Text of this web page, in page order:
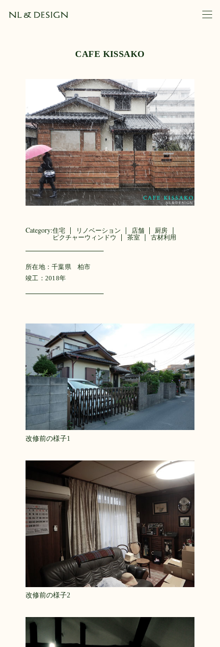
CAFE KISSAKO
Category:住宅 リノベーション 店舗
厨房
ピクチャーウィンドウ
茶室 古材利用
所在地：千葉県 柏市
竣工：2018年
改修前の様子1
改修前の様子2